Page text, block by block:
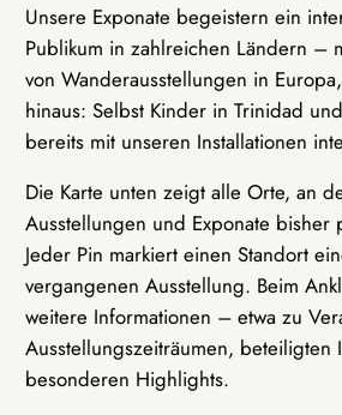
Unsere Exponate begeistern ein
Publikum in zahlreichen Ländern –
von Wanderausstellungen in
hinaus: Selbst Kinder in Trinidad
bereits mit unseren Installationen
Die Karte unten zeigt alle Orte, an
Ausstellungen und Exponate bisher
Jeder Pin markiert einen Standort
vergangenen Ausstellung. Beim
weitere Informationen – etwa zu
Ausstellungszeiträumen, beteiligten
besonderen Highlights.